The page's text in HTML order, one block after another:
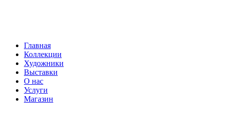
Главная
Коллекции
Художники
Выставки
О нас
Услуги
Магазин